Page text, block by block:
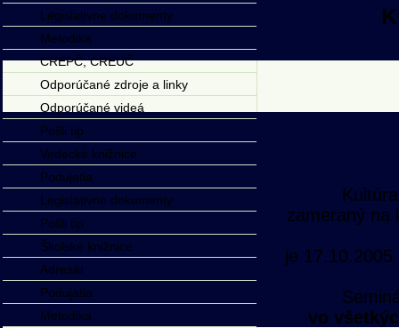
zameraný na
je
vo
Legislativne dokumenty
Metodika
CREPČ, CREUČ
Odporúčané zdroje a linky
Odporúčané videá
Pošli tip
Vedecké knižnice
Podujatia
Legislativne dokumenty
Pošli tip
Školské knižnice
Adresár
Podujatia
Metodika